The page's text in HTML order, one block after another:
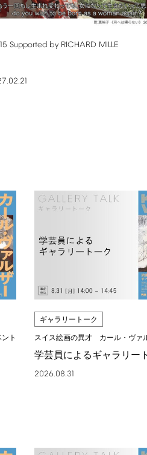
15 Supported by RICHARD MILLE
ト
ギャラリートーク
スイス絵画の異才 カール・ヴァ
学芸員によるギャラリー
2026.08.31